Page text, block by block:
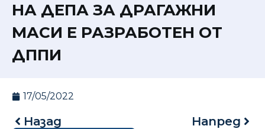
НА ДЕПА ЗА ДРАГАЖНИ
МАСИ Е РАЗРАБОТЕН ОТ
ДППИ
17/05/2022
Назад Напред